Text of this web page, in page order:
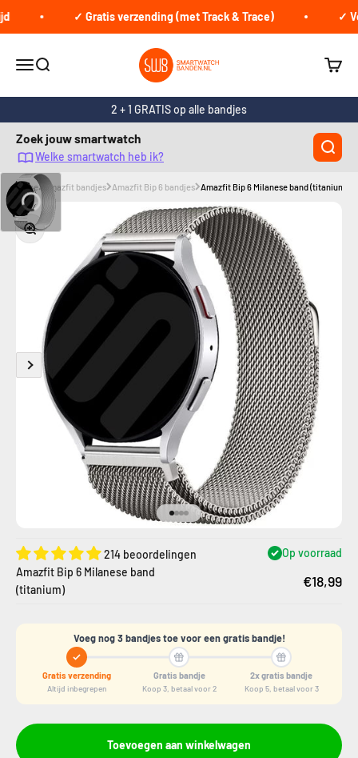
✓ Gratis verzending (met Track & Trace) ✓
Navigatiemenu openen
Zoeken openen
smartwatchbanden.nl
2 + 1 GRATIS op alle bandjes
Zoek jouw smartwatch
Welke smartwatch heb ik?
Home Amazfit bandjes Amazfit Bip 6 bandjes Amazfit Bip 6 Milanese band (titanium)
In-/uitzoomen
Naar artikel 1
Naar artikel 2
Naar artikel 3
Naar artikel 4
214 beoordelingen
Op voorraad
Amazfit Bip 6 Milanese band
(titanium)
€18,99
Voeg nog 3 bandjes toe voor een gratis bandje!
Gratis verzending
Altijd inbegrepen
Gratis bandje
Koop 3, betaal voor 2
2x gratis bandje
Koop 5, betaal voor 3
Toevoegen aan winkelwagen